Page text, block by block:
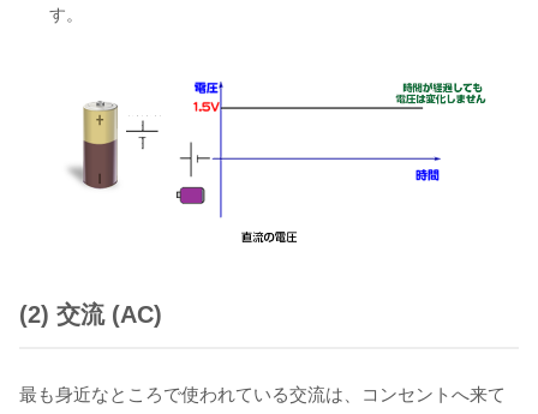
す。
(2) 交流 (AC)
最も身近なところで使われている交流は、コンセントへ来て